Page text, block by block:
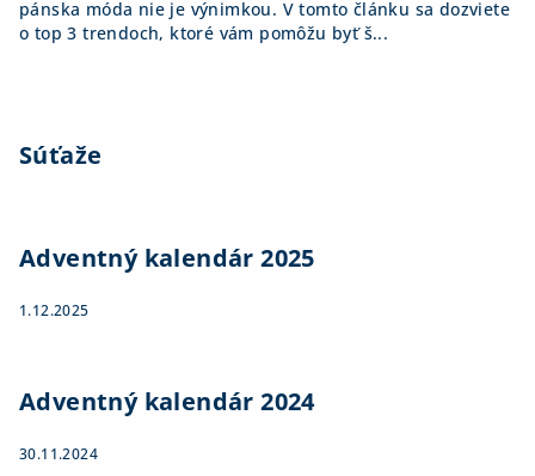
pánska móda nie je výnimkou. V tomto článku sa dozviete
o top 3 trendoch, ktoré vám pomôžu byť š...
Súťaže
Adventný kalendár 2025
1.12.2025
Adventný kalendár 2024
30.11.2024